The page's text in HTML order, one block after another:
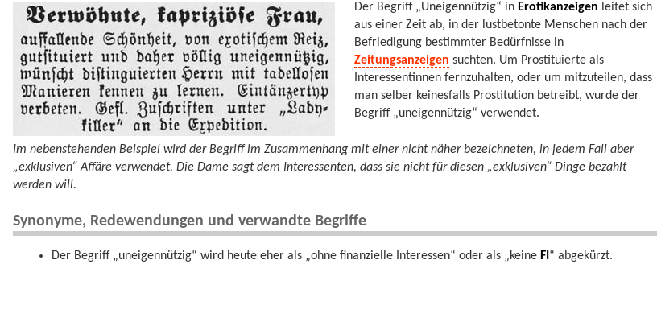
Der Begriff „Uneigennützig“ in Erotikanzeigen leitet sich
aus einer Zeit ab, in der lustbetonte Menschen nach der
Befriedigung bestimmter Bedürfnisse in
Zeitungsanzeigen suchten. Um Prostituierte als
Interessentinnen fernzuhalten, oder um mitzuteilen, dass
man selber keinesfalls Prostitution betreibt, wurde der
Begriff „uneigennützig“ verwendet.
Im nebenstehenden Beispiel wird der Begriff im Zusammenhang mit einer nicht näher bezeichneten, in jedem Fall aber
„exklusiven“ Affäre verwendet. Die Dame sagt dem Interessenten, dass sie nicht für diesen „exklusiven“ Dinge bezahlt
werden will.
Synonyme, Redewendungen und verwandte Begriffe
Der Begriff „uneigennützig“ wird heute eher als „ohne finanzielle Interessen“ oder als „keine FI “ abgekürzt.